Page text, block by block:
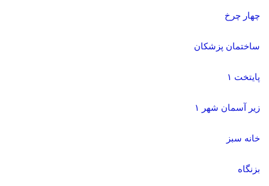
چهار چرخ
ساختمان پزشکان
پایتخت ۱
زیر آسمان شهر ۱
خانه سبز
بزنگاه